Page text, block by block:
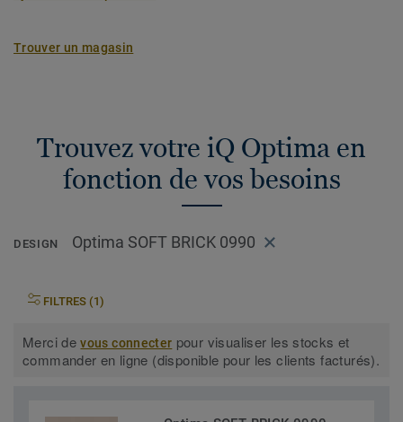
Trouver un magasin
Trouvez votre iQ Optima en
fonction de vos besoins
DESIGN Optima SOFT BRICK 0990
FILTRES (1)
Merci devous connecter pour visualiser les stocks et
commander en ligne (disponible pour les clients facturés).